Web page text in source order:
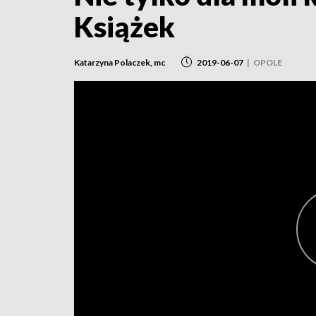
Książek
Katarzyna Polaczek, mc 2019-06-07 | OPOLE